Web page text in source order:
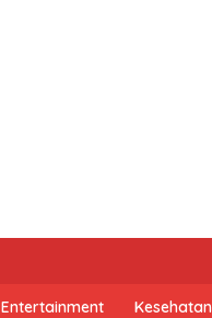
Entertainment Kesehatan